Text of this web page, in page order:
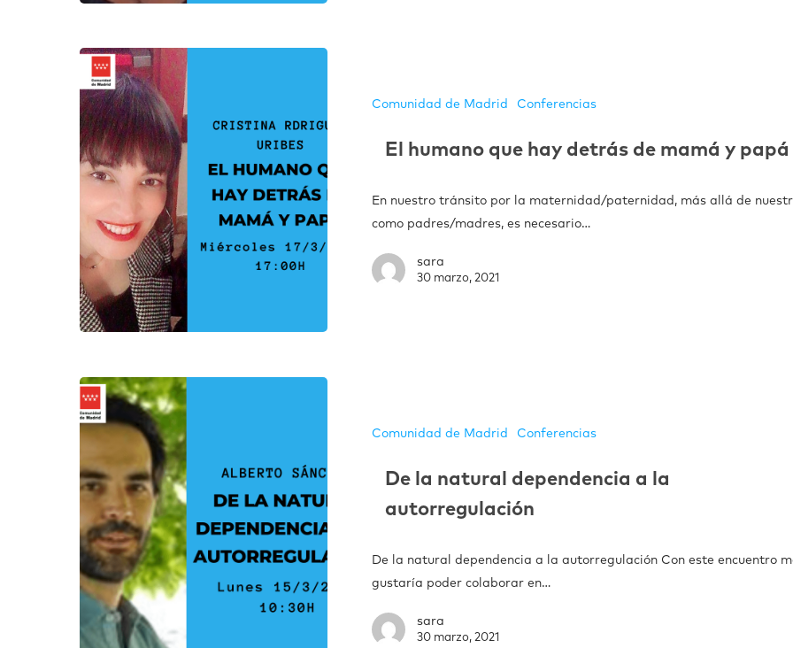
Comunidad de Madrid Conferencias
El humano que hay detrás de mamá y papá
En nuestro tránsito por la maternidad/paternidad, más allá de
como padres/madres, es necesario…
sara
30 marzo, 2021
Comunidad de Madrid Conferencias
De la natural dependencia a la
autorregulación
De la natural dependencia a la autorregulación Con este encuentro
gustaría poder colaborar en…
sara
30 marzo, 2021